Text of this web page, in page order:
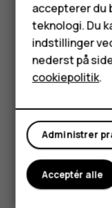
Tilbehør
HMD
Tablets
Min konto
vejledning.
GLASDELE
gå i stykker, hvis
udsættes for
accepterer du
teknologi. Du
indstillinger
nederst på
cookiepolitik.
Administrer
Acceptér alle